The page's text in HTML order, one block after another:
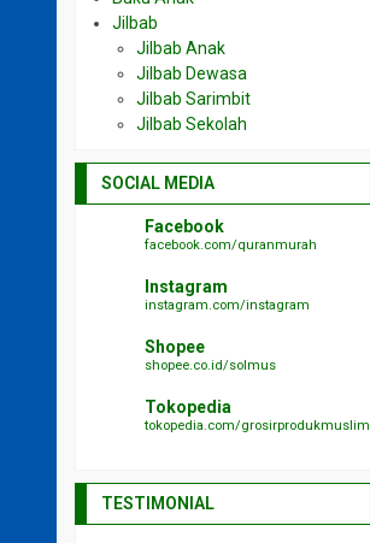
Jilbab
Jilbab Anak
Jilbab Dewasa
Jilbab Sarimbit
Jilbab Sekolah
SOCIAL MEDIA
Facebook
facebook.com/quranmurah
Instagram
instagram.com/instagram
Shopee
shopee.co.id/solmus
Tokopedia
tokopedia.com/grosirprodukmuslim
TESTIMONIAL